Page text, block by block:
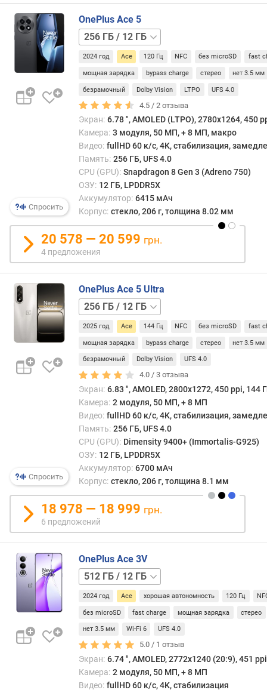
к
д
е
е
ы
в
о
д
т
о
б
а
о
к
о
л
и
ч
т
р
е
Спросить
OnePlus Ace 5
256 ГБ
/
16 ГБ
2024 год Ace 120 Гц NFC без microSD fast
мощная зарядка bypass charge стерео нет 3.5 мм
безрамочный Dolby Vision LTPO UFS 4.0
4.5 /2 отзыва
Экран: 6.78 ", AMOLED (LTPO), 2780х1264, 450
Камера: 3 модуля, 50 МП, + 8 МП, макро
Видео: fullHD 60 к/с, 4K, стабилизация,
Память: 256 ГБ, UFS 4.0
CPU (GPU): Snapdragon 8 Gen 3 (Adreno 750)
ОЗУ: 12 ГБ, LPDDR5X
Аккумулятор: 6415 мАч
Корпус: стекло, 206 г, толщина 8.02 мм
20 578 — 20 599 грн.
4 предложения
Спросить
OnePlus Ace 5 Ultra
256 ГБ
/
16 ГБ512 ГБ
12 ГБ
512 ГБ
16 ГБ
2025 год Ace 144 Гц NFC без microSD fast
мощная зарядка bypass charge стерео нет 3.5 мм
безрамочный Dolby Vision UFS 4.0
4.0 /3 отзыва
Экран: 6.83 ", AMOLED, 2800x1272, 450 ppi, 144
Камера: 2 модуля, 50 МП, + 8 МП
Видео: fullHD 60 к/с, 4K, стабилизация,
Память: 256 ГБ, UFS 4.0
CPU (GPU): Dimensity 9400+ (Immortalis-G925)
ОЗУ: 12 ГБ, LPDDR5X
Аккумулятор: 6700 мАч
Корпус: стекло, 206 г, толщина 8.1 мм
18 978 — 18 999 грн.
6 предложений
OnePlus Ace 3V
256 ГБ
/
12 ГБ512 ГБ
16 ГБ
2024 год Ace хорошая автономность 120 Гц
без microSD fast charge мощная зарядка стерео
нет 3.5 мм Wi-Fi 6 UFS 4.0
5.0 / 1 отзыв
Экран: 6.74 ", AMOLED, 2772х1240 (20:9), 451
Камера: 2 модуля, 50 МП, + 8 МП
Видео: fullHD 60 к/с, 4K, стабилизация